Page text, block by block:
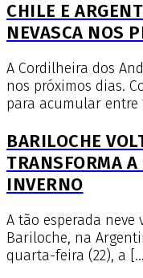
CHILE E
NEVASCA NOS
A Cordilheira dos
nos próximos dias.
para acumular entre
BARILOCHE
TRANSFORMA
INVERNO
A tão esperada neve
Bariloche, na
quarta-feira (22), a […]